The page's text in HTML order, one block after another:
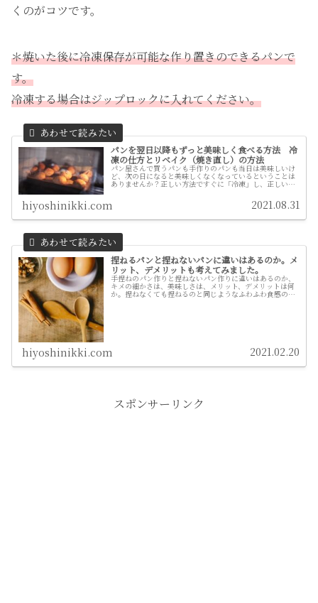
くのがコツです。
＊焼いた後に冷凍保存が可能な作り置きのできるパンで
す。
冷凍する場合はジップロックに入れてください。
パンを翌日以降もずっと美味しく食べる方法 冷
凍の仕方とリベイク（焼き直し）の方法
パン屋さんで買うパンも手作りのパンも当日は美味しいけ
ど、次の日になると美味しくなくなっているということは
ありませんか？正しい方法ですぐに「冷凍」し、正しい方
hiyoshinikki.com 2021.08.31
捏ねるパンと捏ねないパンに違いはあるのか。メ
リット、デメリットも考えてみました。
手捏ねのパン作りと捏ねないパン作りに違いはあるのか、
キメの細かさは、美味しさは、メリット、デメリットは何
か。捏ねなくても捏ねるのと同じようなふわふわ食感のパ
hiyoshinikki.com 2021.02.20
スポンサーリンク